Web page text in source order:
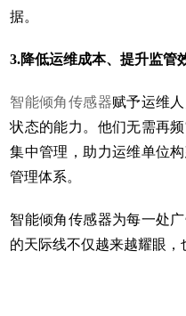
据。
3.降低运维成本、提升监管
智能倾角传感器赋予运维
状态的能力。他们无需再
集中管理，助力运维单位
管理体系。
智能倾角传感器为每一处
的天际线不仅越来越耀眼，